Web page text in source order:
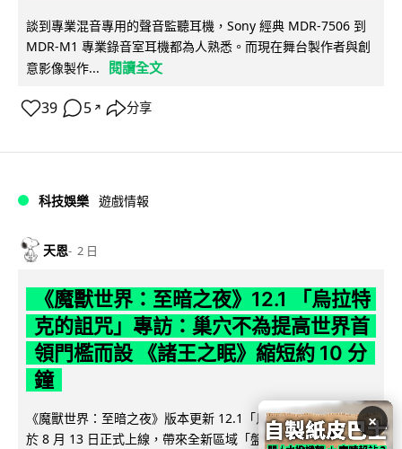
談到專業混音專用的聲音監聽耳機，Sony 經典 MDR-7506 到
MDR-M1 專業錄音室耳機都為人熟悉。而現在舞台製作者與創
意影像製作...
閱讀全文
39 5 ↗ 分享
科技娛樂 遊戲情報
天恩 2 日
《魔獸世界：至暗之夜》12.1 「烏拉特
克的詛咒」專訪：巢穴不為提高世界首
領門檻而設 《諸王之眠》縮短約 10 分
鐘
《魔獸世界：至暗之夜》版本更新 12.1「烏拉特克的詛咒」將
於 8 月 13 日正式上線，帶來全新區域「盤蛇島」、地城「毒牙
×